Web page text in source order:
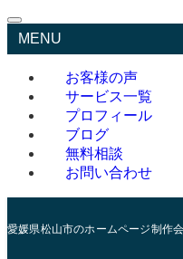
MENU
お客様の声
サービス一覧
プロフィール
ブログ
無料相談
お問い合わせ
愛媛県松山市のホームページ制作